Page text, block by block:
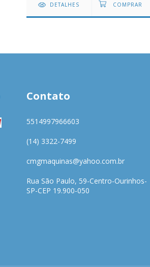
DETALHES
Contato
5514997966603
(14) 3322-7499
cmgmaquinas@yahoo.com.br
Rua São Paulo, 59-Centro-Ourinhos-
SP-CEP 19.900-050